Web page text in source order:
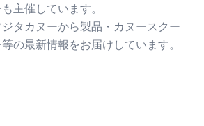
主催しています。
タカヌーから製品・カヌースクー
の最新情報をお届けしています。